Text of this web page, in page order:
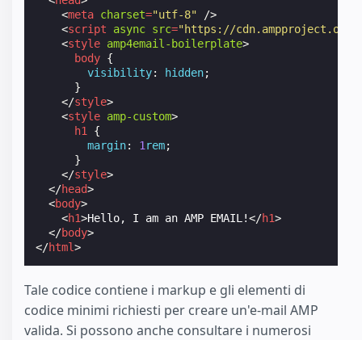
<meta charset="utf-8"
/>
<script async src="https://
<style amp4email-boilerplate>
body {
visibility: hidden;
}
</style>
<style amp-custom>
h1
{
margin: 1 rem;
}
</style>
</head>
<body>
<h1>Hello, I am an AMP EMAIL!</h1>
</body>
</html>
Tale codice contiene i markup e gli elementi di
codice minimi richiesti per creare un'e-mail AMP
valida. Si possono anche consultare i numerosi